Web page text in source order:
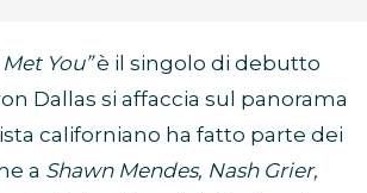
You”è il singolo di debutto
Dallas si affaccia sul panorama
californiano ha fatto parte dei
a Shawn Mendes, Nash Grier,